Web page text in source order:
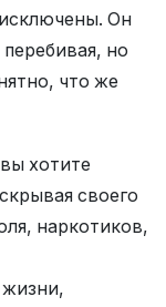
Он
но
что же
хотите
своего
наркотиков,